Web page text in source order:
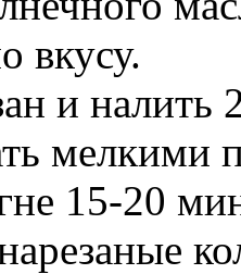
вкусу.
и налить
мелкими
15-20